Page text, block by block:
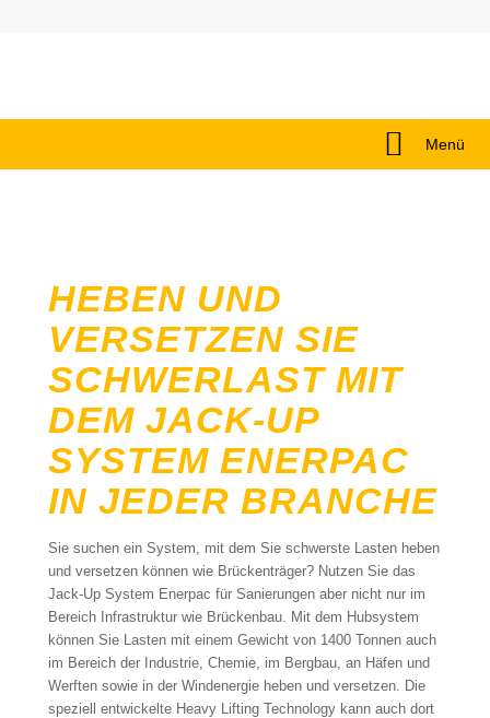
Menü
HEBEN UND
VERSETZEN SIE
SCHWERLAST MIT
DEM JACK-UP
SYSTEM ENERPAC
IN JEDER BRANCHE
Sie suchen ein System, mit dem Sie schwerste Lasten heben
und versetzen können wie Brückenträger? Nutzen Sie das
Jack-Up System Enerpac für Sanierungen aber nicht nur im
Bereich Infrastruktur wie Brückenbau. Mit dem Hubsystem
können Sie Lasten mit einem Gewicht von 1400 Tonnen auch
im Bereich der Industrie, Chemie, im Bergbau, an Häfen und
Werften sowie in der Windenergie heben und versetzen. Die
speziell entwickelte Heavy Lifting Technology kann auch dort